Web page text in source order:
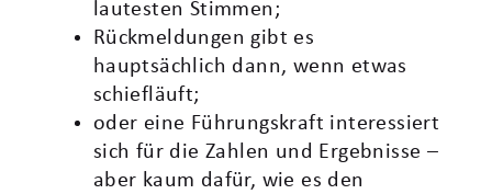
lautesten Stimmen;
Rückmeldungen gibt es
hauptsächlich dann, wenn etwas
schiefläuft;
oder eine Führungskraft interessiert
sich für die Zahlen und Ergebnisse –
aber kaum dafür, wie es den